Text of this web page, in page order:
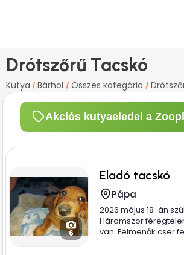
Drótszőrű Tacskó
Kutya / Bárhol / Összes kategória /
Akciós kutyaeledel a
6
Eladó tacskó
Pápa
2026 május 18-án
Háromszor
van. Felmenők cser